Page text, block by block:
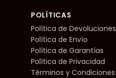
POLÍTICAS
Política de Devoluciones
Política de Envío
Política de Garantías
Política de Privacidad
Términos y Condiciones